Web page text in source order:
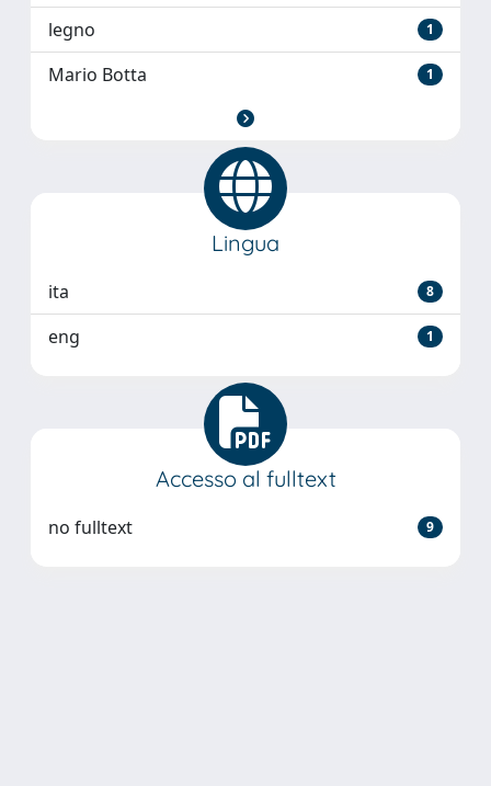
legno 1
Mario Botta 1
Lingua
ita 8
eng 1
Accesso al fulltext
no fulltext 9